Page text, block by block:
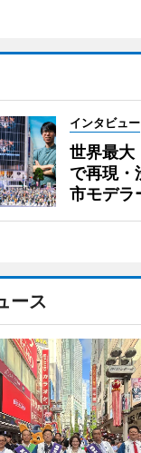
インタビュー
世界最
で再現
市モデラ
ース